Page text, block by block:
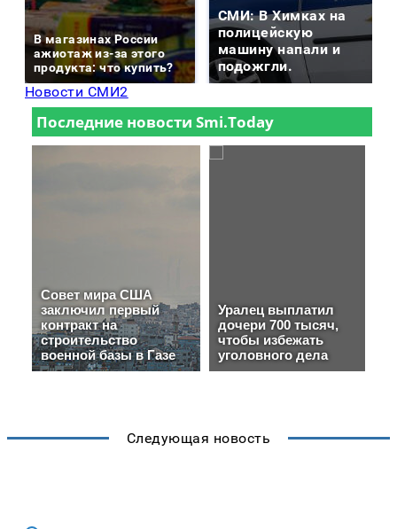
В магазинах России
ажиотаж из-за этого
продукта: что купить?
СМИ: В Химках на
полицейскую
машину напали и
подожгли.
Новости СМИ2
Следующая новость